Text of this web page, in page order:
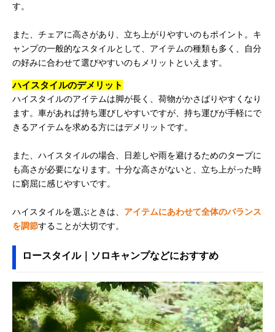
す。
また、チェアに高さがあり、立ち上がりやすいのもポイント。キ
ャンプの一般的なスタイルとして、アイテムの種類も多く、自分
の好みに合わせて選びやすいのもメリットといえます。
ハイスタイルのデメリット
ハイスタイルのアイテムは脚が長く、荷物がかさばりやすくなり
ます。車があれば持ち運びしやすいですが、持ち運びが手軽にで
きるアイテムを求める方にはデメリットです。
また、ハイスタイルの場合、日差しや雨を避けるためのタープに
も高さが必要になります。十分な高さがないと、立ち上がった時
に窮屈に感じやすいです。
ハイスタイルを選ぶときは、 アイテムにあわせて全体のバランス
を調節することが大切です。
ロースタイル｜ソロキャンプなどにおすすめ